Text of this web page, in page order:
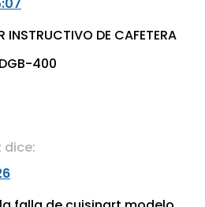
INSTRUCTIVO DE CAFETERA
400
dice: